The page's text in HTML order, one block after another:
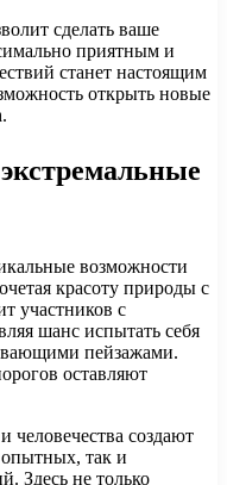
сделать ваше
приятным и
станет настоящим
открыть новые
возможности
красоту природы с
участников с
шанс испытать себя
пейзажами.
оставляют
человечества создают
опытных, так и
Здесь не только